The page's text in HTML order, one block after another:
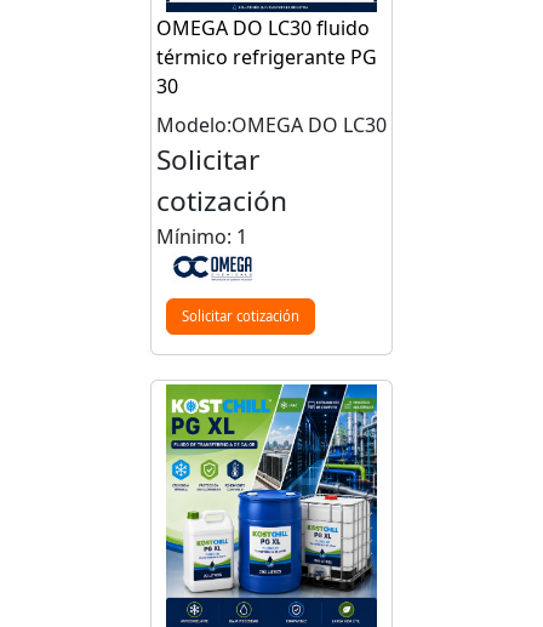
OMEGA DO LC30 fluido
térmico refrigerante PG
30
Modelo:OMEGA DO LC30
Solicitar
cotización
Mínimo: 1
Solicitar cotización